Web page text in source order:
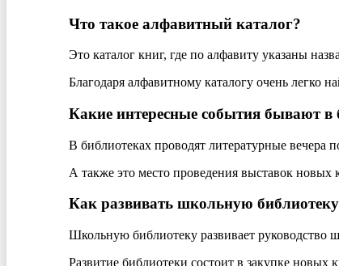
Что такое алфавитный каталог?
Это каталог книг, где по алфавиту указаны
Благодаря алфавитному каталогу очень легко
Какие интересные события бывают в
В библиотеках проводят литературные вечера
А также это место проведения выставок новых
Как развивать школьную
Школьную библиотеку развивает руководство
Развитие библиотеки состоит в закупке новых